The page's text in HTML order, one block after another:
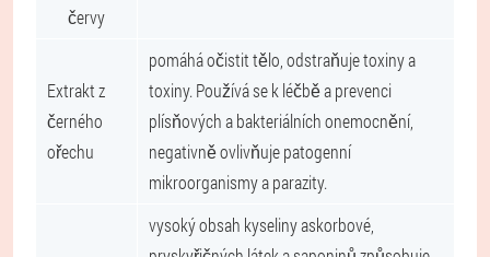
červy
Extrakt z
černého
ořechu
pomáhá očistit tělo, odstraňuje toxiny a
toxiny. Používá se k léčbě a prevenci
plísňových a bakteriálních onemocnění,
negativně ovlivňuje patogenní
mikroorganismy a parazity.
vysoký obsah kyseliny askorbové,